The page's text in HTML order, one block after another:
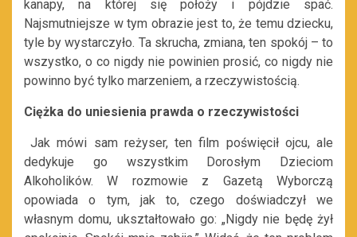
kanapy, na której się położy i pójdzie spać.
Najsmutniejsze w tym obrazie jest to, że temu dziecku,
tyle by wystarczyło. Ta skrucha, zmiana, ten spokój – to
wszystko, o co nigdy nie powinien prosić, co nigdy nie
powinno być tylko marzeniem, a rzeczywistością.
Ciężka do uniesienia prawda o rzeczywistości
Jak mówi sam reżyser, ten film poświęcił ojcu, ale
dedykuje go wszystkim Dorosłym Dzieciom
Alkoholików. W rozmowie z Gazetą Wyborczą
opowiada o tym, jak to, czego doświadczył we
własnym domu, ukształtowało go: „Nigdy nie będę żył